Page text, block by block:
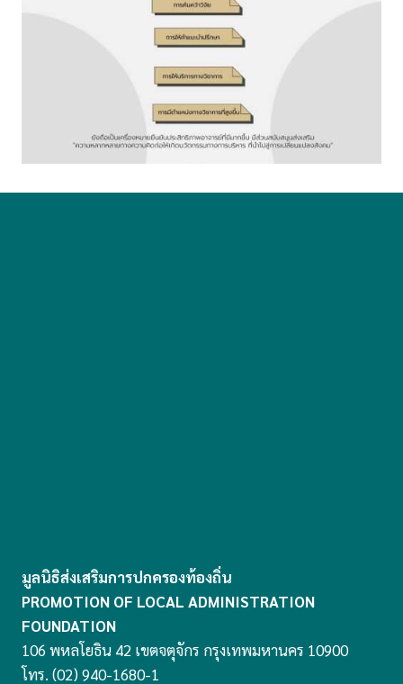
มูลนิธิส่งเสริมการปกครองท้องถิ่น
PROMOTION OF LOCAL ADMINISTRATION
FOUNDATION
106 พหลโยธิน 42 เขตจตุจักร กรุงเทพมหานคร 10900
โทร. (02) 940-1680-1